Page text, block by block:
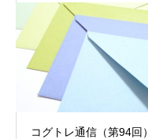
コグトレ通信（第94回）